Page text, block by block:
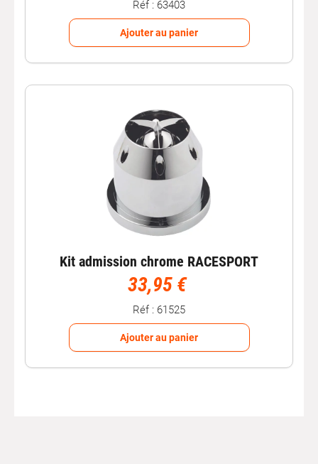
Réf : 63403
Ajouter au panier
Kit admission chrome RACESPORT
33,95 €
Réf : 61525
Ajouter au panier